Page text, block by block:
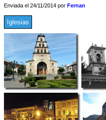
Enviada el 24/11/2014 por Fernan
Iglesias